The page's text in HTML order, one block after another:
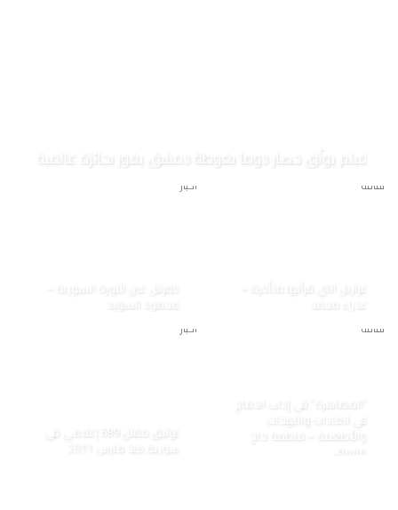
فيلم يوثّق حصار دوما بغوطة دمشق يفوز بجائزة عالمية
ثقافة
عزازيل التي قرأتها متأخرة –
أخبار
كفرنبل عين الثورة السورية –
محمود السويد
ثقافة
“المصاهرة” في إدلب اندماج
في العادات واللهجات
أخبار
توثيق مقتل 689 إعلامي في
سورية منذ مارس 2011